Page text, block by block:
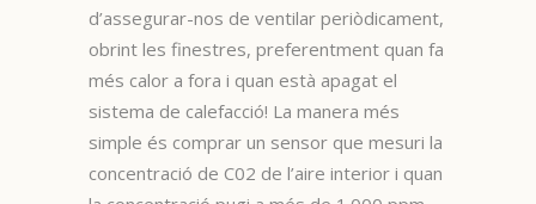
d’assegurar-nos de ventilar periòdicament,
obrint les finestres, preferentment quan fa
més calor a fora i quan està apagat el
sistema de calefacció! La manera més
simple és comprar un sensor que mesuri la
concentració de C02 de l’aire interior i quan